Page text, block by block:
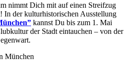
nimmt Dich mit auf einen Streifzug
In der kulturhistorischen Ausstellung
kannst Du bis zum 1. Mai
der Stadt eintauchen – von der
München